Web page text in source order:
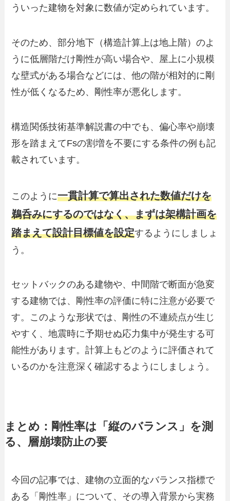
ういった建物を対象に数値が定められています。
そのため、部分地下（構造計算上は地上階）のよ
うに低層階だけ剛性が高い場合や、屋上に小規模
な壁式がある場合などには、他の階が相対的に剛
性が低くなるため、剛性率が悪化します。
構造関係技術基準解説書の中でも、偏心率や崩壊
形を踏まえてFsの割増を不要にする条件の例も記
載されています。
このように一貫計算で算出された数値だけを
鵜呑みにするのではなく、まずは架構計画を
踏まえて設計目標値を設定するようにしましょ
う。
セットバックのある建物や、中間階で断面が急変
する建物では、剛性率の評価に特に注意が必要で
す。このような形状では、剛性の不連続点が生じ
やすく、地震時に予期せぬ応力集中が発生する可
能性があります。計算上もどのように評価されて
いるのかを注意深く確認するようにしましょう。
まとめ：剛性率は「縦のバランス」を測
る、層崩壊防止の要
今回の記事では、建物の立面的なバランス指標で
ある「剛性率」について、その導入背景から実務